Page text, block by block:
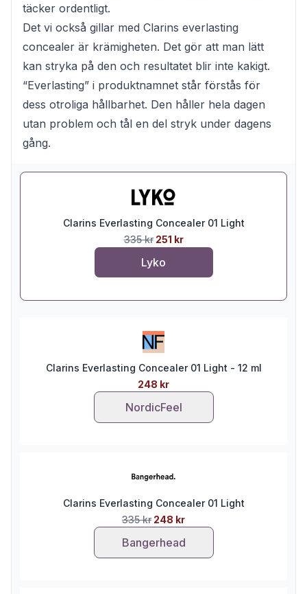
täcker ordentligt.
Det vi också gillar med Clarins everlasting
concealer är krämigheten. Det gör att man lätt
kan stryka på den och resultatet blir inte kakigt.
“Everlasting” i produktnamnet står förstås för
dess otroliga hållbarhet. Den håller hela dagen
utan problem och tål en del stryk under dagens
gång.
Clarins Everlasting Concealer 01 Light
335 kr 251 kr
Lyko
Clarins Everlasting Concealer 01 Light - 12 ml
248 kr
NordicFeel
Clarins Everlasting Concealer 01 Light
335 kr 248 kr
Bangerhead